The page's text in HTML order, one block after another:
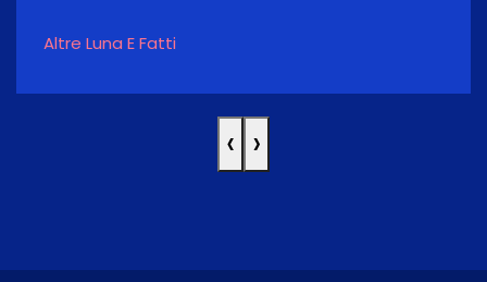
Altre Luna E Fatti
‹ ›